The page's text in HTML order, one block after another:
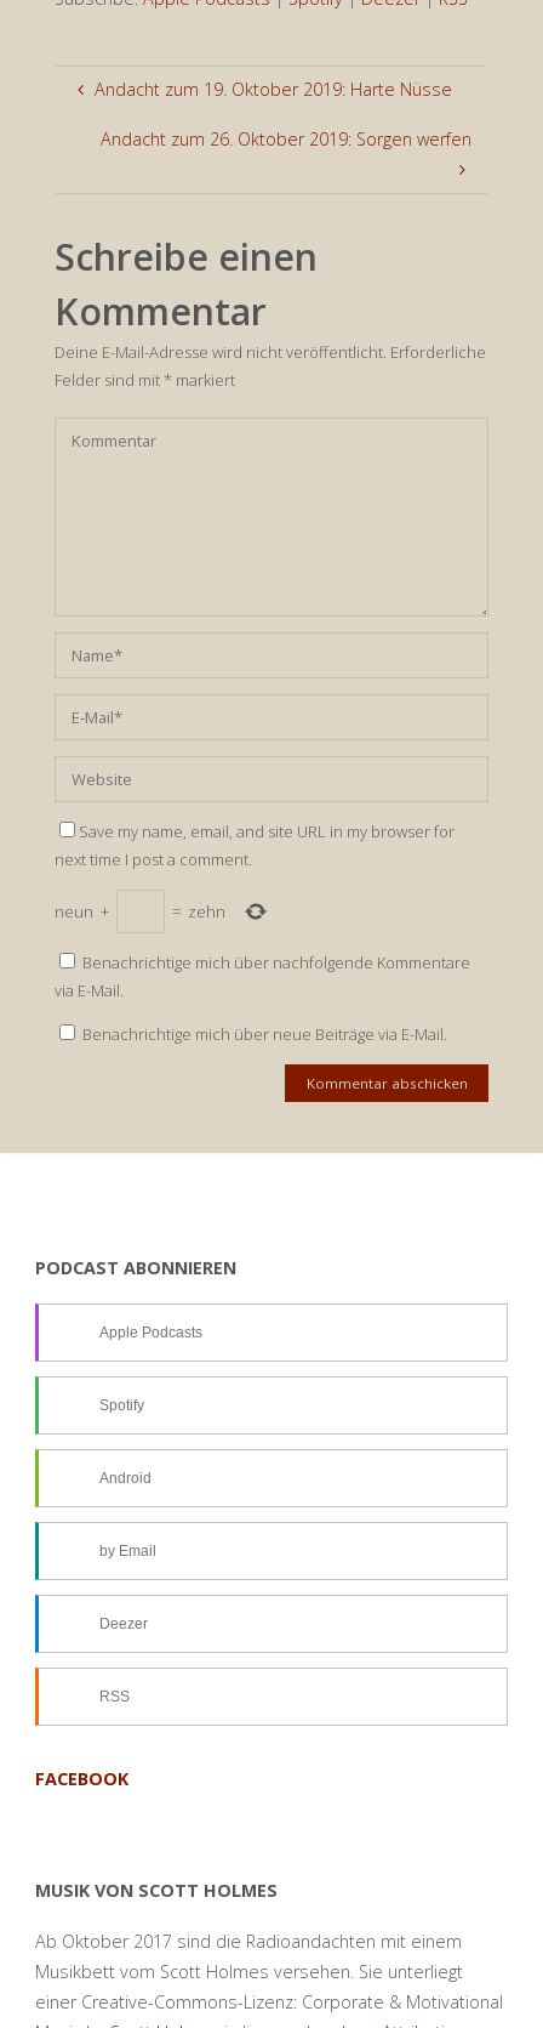
Andacht zum 19. Oktober 2019: Harte Nüsse
Andacht zum 26. Oktober 2019: Sorgen werfen
Schreibe einen
Kommentar
Deine E-Mail-Adresse wird nicht veröffentlicht. Erforderliche
Felder sind mit*markiert
Save my name, email, and site URL in my browser for
next time I post a comment.
neun + = zehn
Benachrichtige mich über nachfolgende Kommentare
via E-Mail.
Benachrichtige mich über neue Beiträge via E-Mail.
PODCAST ABONNIEREN
Apple Podcasts
Spotify
Android
by Email
Deezer
RSS
FACEBOOK
MUSIK VON SCOTT HOLMES
Ab Oktober 2017 sind die Radioandachten mit einem
Musikbett vom Scott Holmes versehen. Sie unterliegt
einer Creative-Commons-Lizenz: Corporate & Motivational